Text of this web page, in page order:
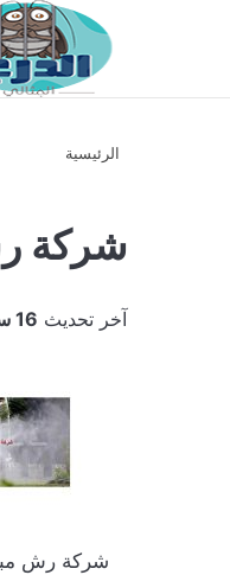
بحث
الرئيسية
شركة
آخر تحديث 16 سبتمبر,2017
شركة رش